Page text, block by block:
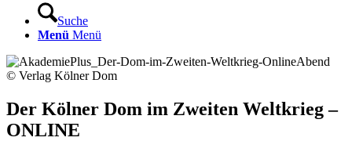
Suche
Menü Menü
© Verlag Kölner Dom
Der Kölner Dom im Zweiten Weltkrieg –
ONLINE